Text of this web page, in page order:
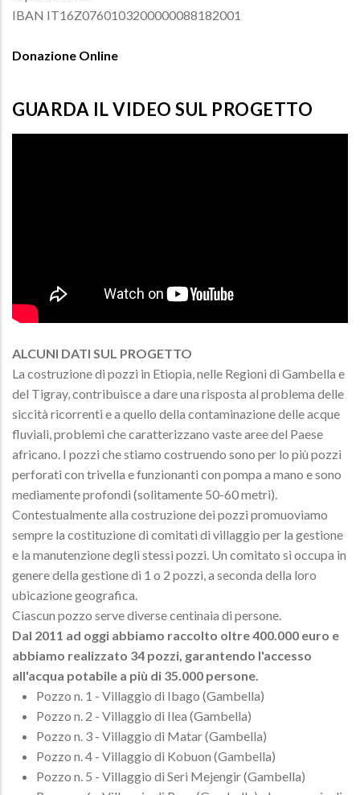
IBAN IT16Z0760103200000088182001
Donazione Online
GUARDA IL VIDEO SUL PROGETTO
ALCUNI DATI SUL PROGETTO
La costruzione di pozzi in Etiopia, nelle Regioni di Gambella e
del Tigray, contribuisce a dare una risposta al problema delle
siccità ricorrenti e a quello della contaminazione delle acque
fluviali, problemi che caratterizzano vaste aree del Paese
africano. I pozzi che stiamo costruendo sono per lo più pozzi
perforati con trivella e funzionanti con pompa a mano e sono
mediamente profondi (solitamente 50-60 metri).
Contestualmente alla costruzione dei pozzi promuoviamo
sempre la costituzione di comitati di villaggio per la gestione
e la manutenzione degli stessi pozzi. Un comitato si occupa in
genere della gestione di 1 o 2 pozzi, a seconda della loro
ubicazione geografica.
Ciascun pozzo serve diverse centinaia di persone.
Dal 2011 ad oggi abbiamo raccolto oltre 400.000 euro e
abbiamo realizzato 34 pozzi, garantendo l'accesso
all'acqua potabile a più di 35.000 persone.
Pozzo n. 1 - Villaggio di Ibago (Gambella)
Pozzo n. 2 - Villaggio di Ilea (Gambella)
Pozzo n. 3 - Villaggio di Matar (Gambella)
Pozzo n. 4 - Villaggio di Kobuon (Gambella)
Pozzo n. 5 - Villaggio di Seri Mejengir (Gambella)